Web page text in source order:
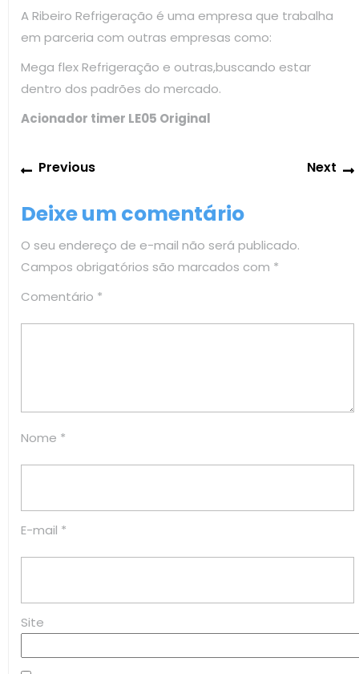
A Ribeiro Refrigeração é uma empresa que trabalha
em parceria com outras empresas como:
Mega flex Refrigeração e outras,buscando estar
dentro dos padrões do mercado.
Acionador timer LE05 Original
Navegação
de
Post
PreviousPrevious
Next
Deixe um comentário
O seu endereço de e-mail não será publicado.
Campos obrigatórios são marcados com *
Comentário *
Nome *
E-mail *
Site